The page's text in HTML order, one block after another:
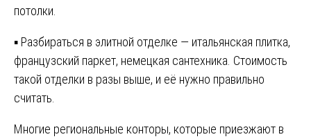
потолки.
▪ Разбираться в элитной отделке — итальянская плитка,
французский паркет, немецкая сантехника. Стоимость
такой отделки в разы выше, и её нужно правильно
считать.
Многие региональные конторы, которые приезжают в